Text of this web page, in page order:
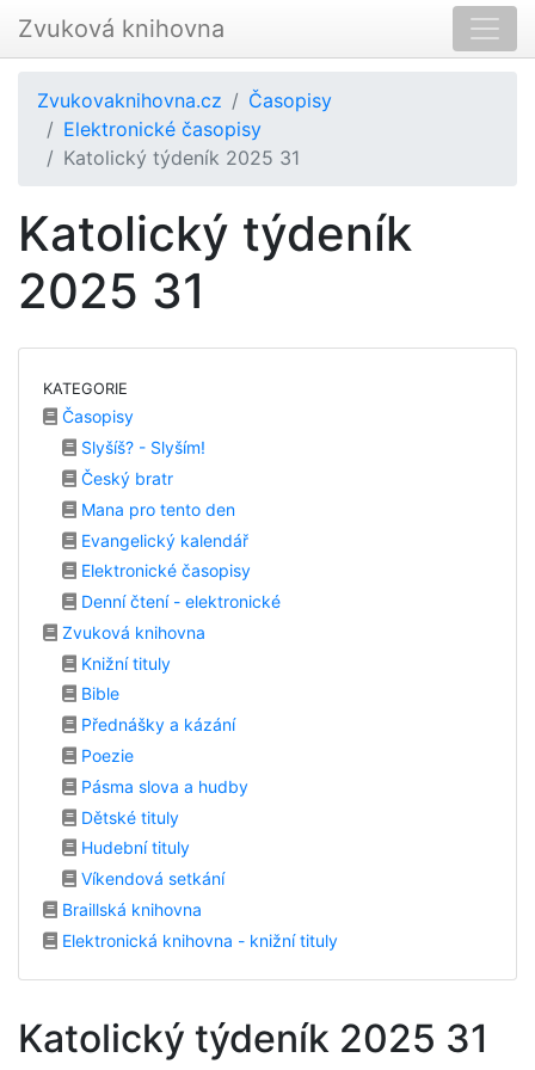
Zvuková knihovna
Zvukovaknihovna.cz
Časopisy
Elektronické časopisy
Katolický týdeník 2025 31
Katolický týdeník
2025 31
KATEGORIE
Časopisy
Slyšíš? - Slyším!
Český bratr
Mana pro tento den
Evangelický kalendář
Elektronické časopisy
Denní čtení - elektronické
Zvuková knihovna
Knižní tituly
Bible
Přednášky a kázání
Poezie
Pásma slova a hudby
Dětské tituly
Hudební tituly
Víkendová setkání
Braillská knihovna
Elektronická knihovna - knižní tituly
Katolický týdeník 2025 31